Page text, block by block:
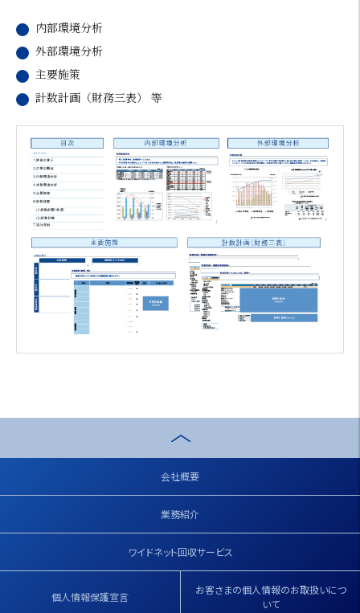
内部環境分析
外部環境分析
主要施策
計数計画（財務三表） 等
会社概要
業務紹介
ワイドネット回収サービス
個人情報保護宣言
お客さまの個人情報のお取扱いにつ
いて